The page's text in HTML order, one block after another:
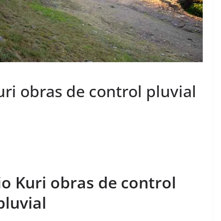
obras de control pluvial
Kuri obras de control